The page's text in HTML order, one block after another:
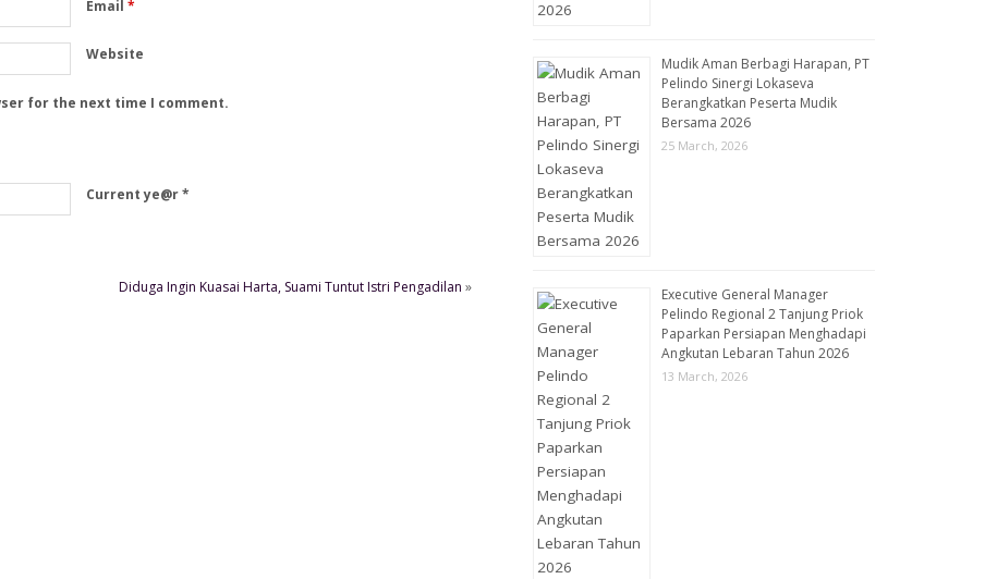
Email *
Website
for the next time I comment.
Current ye@r*
Diduga Ingin Kuasai Harta, Suami Tuntut Istri Pengadilan »
Mudik Aman Berbagi Harapan, PT
Pelindo Sinergi Lokaseva
Berangkatkan Peserta Mudik
Bersama 2026
25 March, 2026
Executive General Manager
Pelindo Regional 2 Tanjung Priok
Paparkan Persiapan Menghadapi
Angkutan Lebaran Tahun 2026
13 March, 2026